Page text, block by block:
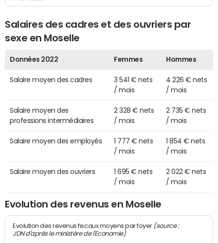
Salaires des cadres et des ouvriers par
sexe en Moselle
Données 2022 Femmes Hommes
Salaire moyen des cadres
3 541 € nets
/ mois
4 226 € nets
/ mois
Salaire moyen des
professions intermédiaires
2 328 € nets
/ mois
2 735 € nets
/ mois
Salaire moyen des employés
1 777 € nets
/ mois
1 854 € nets
/ mois
Salaire moyen des ouvriers
1 695 € nets
/ mois
2 022 € nets
/ mois
Evolution des revenus en Moselle
Evolution des revenus fiscaux moyens par foyer (source :
JDN d'après le ministère de l'Economie)